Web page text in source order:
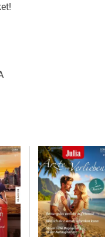
ihn wieder und will nur
mit Logan Bisset
Überflieger nicht
er sich
mehr für sie?